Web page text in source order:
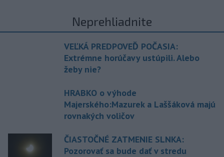
Neprehliadnite
VEĽKÁ PREDPOVEĎ POČASIA:
Extrémne horúčavy ustúpili. Alebo
žeby nie?
HRABKO o výhode
Majerského:Mazurek a Laššáková majú
rovnakých voličov
ČIASTOČNÉ ZATMENIE SLNKA:
Pozorovať sa bude dať v stredu